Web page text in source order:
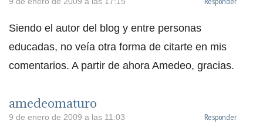
Siendo el autor del blog y entre personas
educadas, no veía otra forma de citarte en mis
comentarios. A partir de ahora Amedeo, gracias.
amedeomaturo
9 de enero de 2009 a las 11:03 Responder